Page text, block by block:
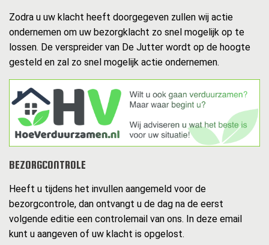
Zodra u uw klacht heeft doorgegeven zullen wij actie
ondernemen om uw bezorgklacht zo snel mogelijk op te
lossen. De verspreider van De Jutter wordt op de hoogte
gesteld en zal zo snel mogelijk actie ondernemen.
BEZORGCONTROLE
Heeft u tijdens het invullen aangemeld voor de
bezorgcontrole, dan ontvangt u de dag na de eerst
volgende editie een controlemail van ons. In deze email
kunt u aangeven of uw klacht is opgelost.